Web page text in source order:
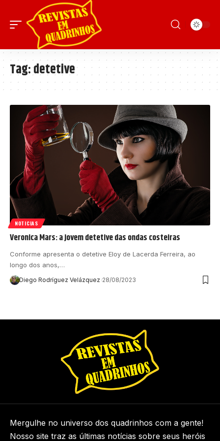
Tag:detetive
NOTICIAS
Veronica Mars: a jovem detetive das ondas costeiras
Conforme apresenta o detetive Eloy de Lacerda Ferreira, ao
longo dos anos,…
Diego Rodríguez Velázquez 28/08/2023
Mergulhe no universo dos quadrinhos com a gente!
Nosso site traz as últimas notícias sobre seus heróis